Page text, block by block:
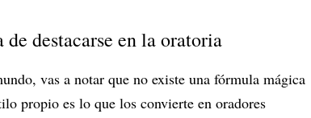
destacarse en la oratoria
vas a notar que no existe una fórmula mágica
propio es lo que los convierte en oradores